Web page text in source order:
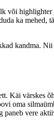
või
ka mehed,
kandma. Nii
Käi värskes
oma
paneb vere